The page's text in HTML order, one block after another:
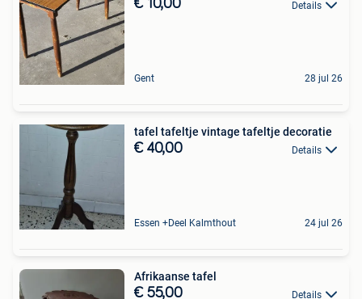
€ 10,00 Details
Gent 28 jul 26
tafel tafeltje vintage tafeltje decoratie
€ 40,00 Details
Essen +Deel Kalmthout 24 jul 26
Afrikaanse tafel
€ 55,00 Details